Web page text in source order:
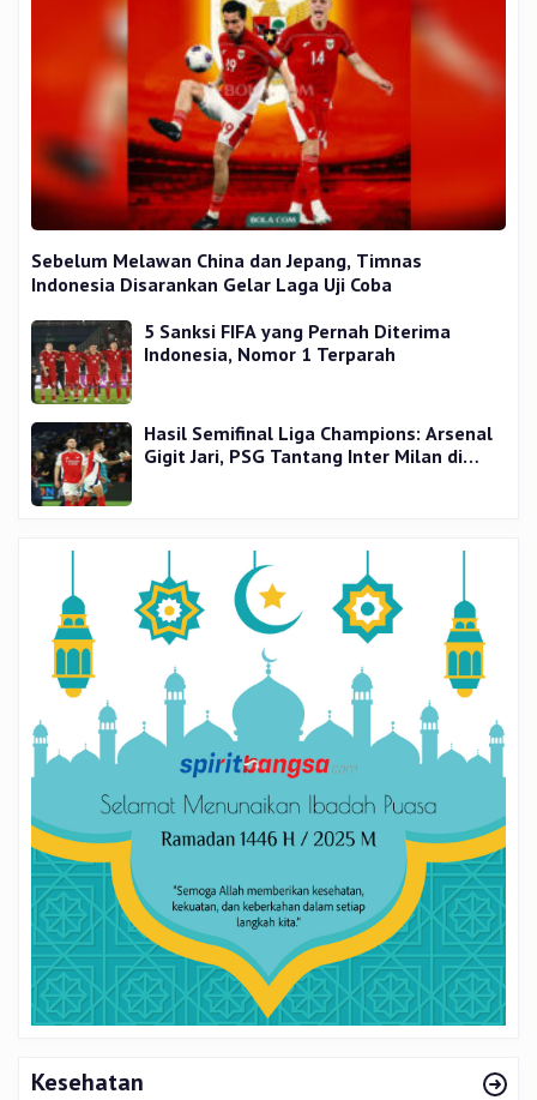
Sebelum Melawan China dan Jepang, Timnas
Indonesia Disarankan Gelar Laga Uji Coba
5 Sanksi FIFA yang Pernah Diterima
Indonesia, Nomor 1 Terparah
Hasil Semifinal Liga Champions: Arsenal
Gigit Jari, PSG Tantang Inter Milan di
Kesehatan